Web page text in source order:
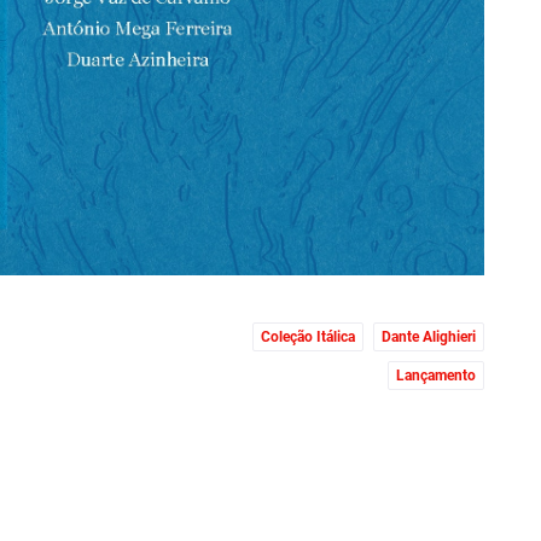
Coleção Itálica Dante Alighieri
Lançamento